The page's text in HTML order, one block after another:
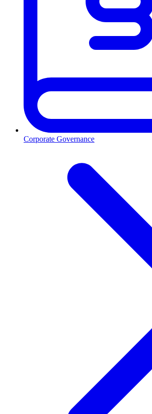
Corporate Governance